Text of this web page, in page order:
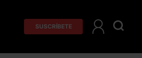
SUSCRÍBETE